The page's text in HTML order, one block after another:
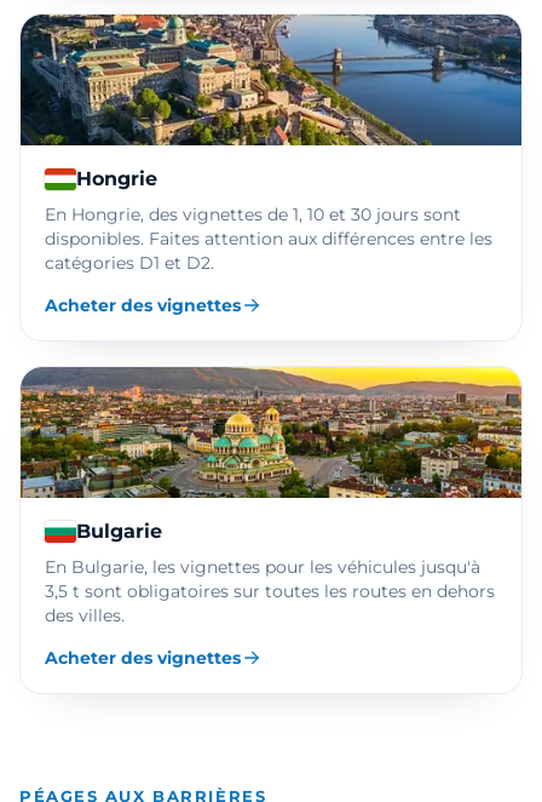
Hongrie
En Hongrie, des vignettes de 1, 10 et 30 jours sont
disponibles. Faites attention aux différences entre les
catégories D1 et D2.
Acheter des vignettes
Bulgarie
En Bulgarie, les vignettes pour les véhicules jusqu'à
3,5 t sont obligatoires sur toutes les routes en dehors
des villes.
Acheter des vignettes
PÉAGES AUX BARRIÈRES